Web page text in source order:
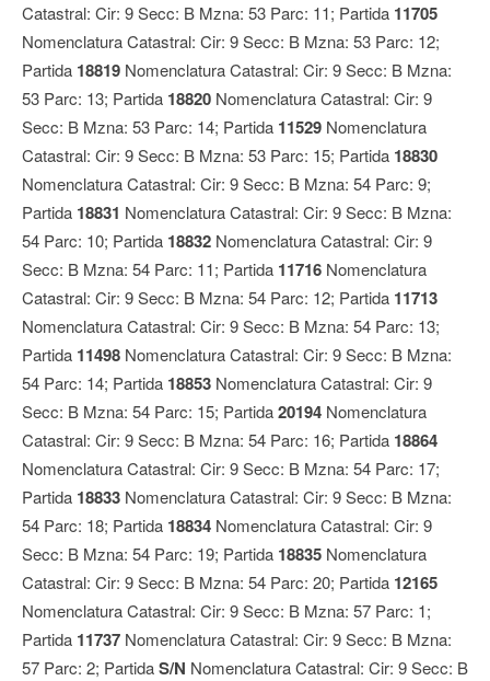
Catastral: Cir: 9 Secc: B Mzna: 53 Parc: 11; Partida 11705
Nomenclatura Catastral: Cir: 9 Secc: B Mzna: 53 Parc: 12;
Partida 18819 Nomenclatura Catastral: Cir: 9 Secc: B Mzna:
53 Parc: 13; Partida 18820 Nomenclatura Catastral: Cir: 9
Secc: B Mzna: 53 Parc: 14; Partida 11529 Nomenclatura
Catastral: Cir: 9 Secc: B Mzna: 53 Parc: 15; Partida 18830
Nomenclatura Catastral: Cir: 9 Secc: B Mzna: 54 Parc: 9;
Partida 18831 Nomenclatura Catastral: Cir: 9 Secc: B Mzna:
54 Parc: 10; Partida 18832 Nomenclatura Catastral: Cir: 9
Secc: B Mzna: 54 Parc: 11; Partida 11716 Nomenclatura
Catastral: Cir: 9 Secc: B Mzna: 54 Parc: 12; Partida 11713
Nomenclatura Catastral: Cir: 9 Secc: B Mzna: 54 Parc: 13;
Partida 11498 Nomenclatura Catastral: Cir: 9 Secc: B Mzna:
54 Parc: 14; Partida 18853 Nomenclatura Catastral: Cir: 9
Secc: B Mzna: 54 Parc: 15; Partida20194 Nomenclatura
Catastral: Cir: 9 Secc: B Mzna: 54 Parc: 16; Partida 18864
Nomenclatura Catastral: Cir: 9 Secc: B Mzna: 54 Parc: 17;
Partida 18833 Nomenclatura Catastral: Cir: 9 Secc: B Mzna:
54 Parc: 18; Partida 18834 Nomenclatura Catastral: Cir: 9
Secc: B Mzna: 54 Parc: 19; Partida 18835 Nomenclatura
Catastral: Cir: 9 Secc: B Mzna: 54 Parc: 20; Partida 12165
Nomenclatura Catastral: Cir: 9 Secc: B Mzna: 57 Parc: 1;
Partida 11737 Nomenclatura Catastral: Cir: 9 Secc: B Mzna:
57 Parc: 2; PartidaS/N Nomenclatura Catastral: Cir: 9 Secc: B